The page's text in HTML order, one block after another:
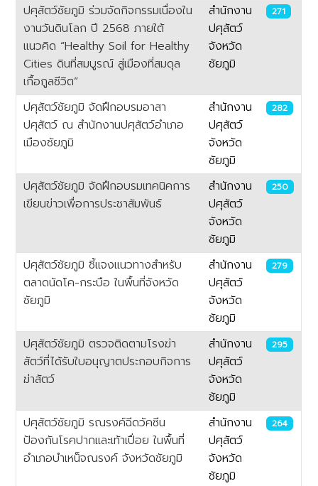
ปศุสัตว์ชัยภูมิ ร่วมจัดกิจกรรมเนื่องใน
งานวันดินโลก ปี 2568 ภายใต้
แนวคิด “Healthy Soil for Healthy
Cities ดินที่สมบูรณ์ สู่เมืองที่สมดุล
เกื้อกูลชีวิต”
สำนักงาน
ปศุสัตว์
จังหวัด
ชัยภูมิ
271
ปศุสัตว์ชัยภูมิ จัดฝึกอบรมอาสา
ปศุสัตว์ ณ สำนักงานปศุสัตว์อำเภอ
เมืองชัยภูมิ
สำนักงาน
ปศุสัตว์
จังหวัด
ชัยภูมิ
282
ปศุสัตว์ชัยภูมิ จัดฝึกอบรมเทคนิคการ
เขียนข่าวเพื่อการประชาสัมพันธ์
สำนักงาน
ปศุสัตว์
จังหวัด
ชัยภูมิ
250
ปศุสัตว์ชัยภูมิ ชี้แจงแนวทางสำหรับ
ตลาดนัดโค-กระบือ ในพื้นที่จังหวัด
ชัยภูมิ
สำนักงาน
ปศุสัตว์
จังหวัด
ชัยภูมิ
279
ปศุสัตว์ชัยภูมิ ตรวจติดตามโรงฆ่า
สัตว์ที่ได้รับใบอนุญาตประกอบกิจการ
ฆ่าสัตว์
สำนักงาน
ปศุสัตว์
จังหวัด
ชัยภูมิ
295
ปศุสัตว์ชัยภูมิ รณรงค์ฉีดวัคซีน
ป้องกันโรคปากเเละเท้าเปื่อย ในพื้นที่
อำเภอบำเหน็จณรงค์ จังหวัดชัยภูมิ
สำนักงาน
ปศุสัตว์
จังหวัด
ชัยภูมิ
264